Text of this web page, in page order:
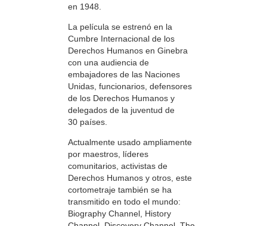
en 1948.
La película se estrenó en la
Cumbre Internacional de los
Derechos Humanos en Ginebra
con una audiencia de
embajadores de las Naciones
Unidas, funcionarios, defensores
de los Derechos Humanos y
delegados de la juventud de
30 países.
Actualmente usado ampliamente
por maestros, líderes
comunitarios, activistas de
Derechos Humanos y otros, este
cortometraje también se ha
transmitido en todo el mundo:
Biography Channel, History